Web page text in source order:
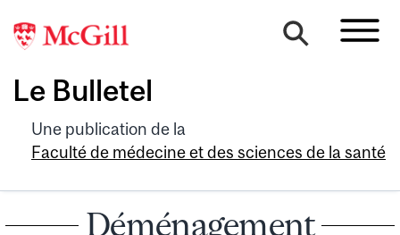
Le Bulletel
Une publication de la
Faculté de médecine et des sciences de la santé
Déménagement